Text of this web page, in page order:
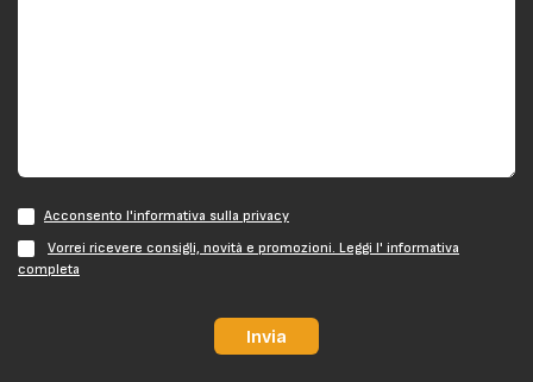
Acconsento l'informativa sulla privacy
Vorrei ricevere consigli, novità e promozioni. Leggi l' informativa
completa
Invia